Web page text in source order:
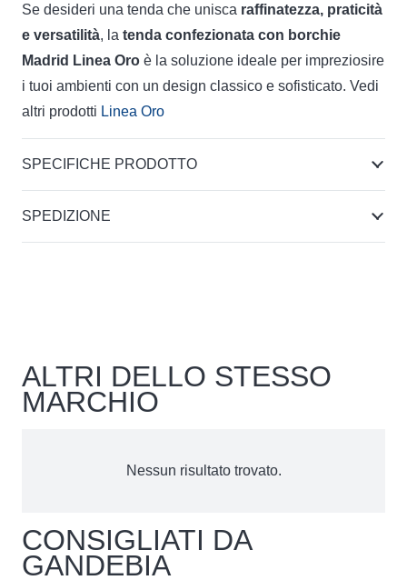
Se desideri una tenda che unisca raffinatezza, praticità
e versatilità, la tenda confezionata con borchie
Madrid Linea Oro è la soluzione ideale per impreziosire
i tuoi ambienti con un design classico e sofisticato. Vedi
altri prodotti Linea Oro
SPECIFICHE PRODOTTO
SPEDIZIONE
ALTRI DELLO STESSO
MARCHIO
Nessun risultato trovato.
CONSIGLIATI DA
GANDEBIA